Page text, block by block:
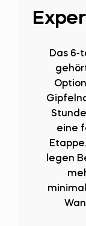
Das 6-
eine
legen